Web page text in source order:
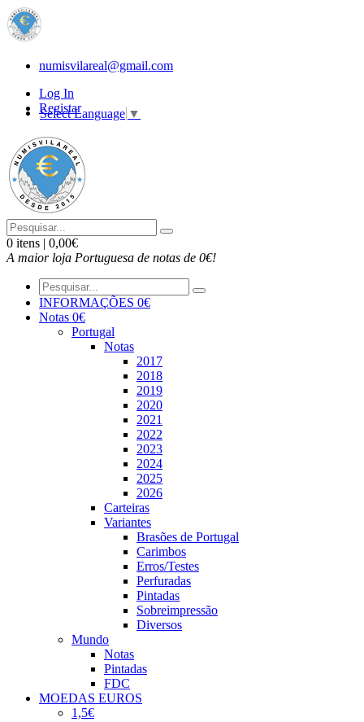
numisvilareal@gmail.com
Log In
Registar
Select Language ▼
0 itens | 0,00€
A maior loja Portuguesa de notas de 0€!
INFORMAÇÕES 0€
Notas 0€
Portugal
Notas
2017
2018
2019
2020
2021
2022
2023
2024
2025
2026
Carteiras
Variantes
Brasões de Portugal
Carimbos
Erros/Testes
Perfuradas
Pintadas
Sobreimpressão
Diversos
Mundo
Notas
Pintadas
FDC
MOEDAS EUROS
1,5€